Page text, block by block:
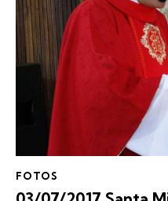
FOTOS